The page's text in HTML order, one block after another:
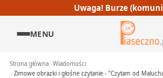
Uwaga! Burze
MENU
Strona główna Wiadomości
Zimowe obrazki i głośne czytanie - "Czytam od